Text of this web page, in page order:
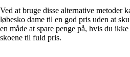
Ved at bruge disse alternative metoder
løbesko dame til en god pris uden at
en måde at spare penge på, hvis du
skoene til fuld pris.